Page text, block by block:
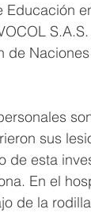
Educación
de
sus
de esta
En el
de la